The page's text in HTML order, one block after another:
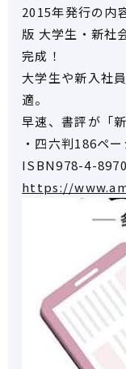
2015年発行の内
版 大学生・新社
完成！
大学生や新入社
適。
早速、書評が「
・四六判186ペ
ISBN978-4-
https://